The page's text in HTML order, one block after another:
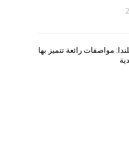
مواصفات رائعة تتميز بها